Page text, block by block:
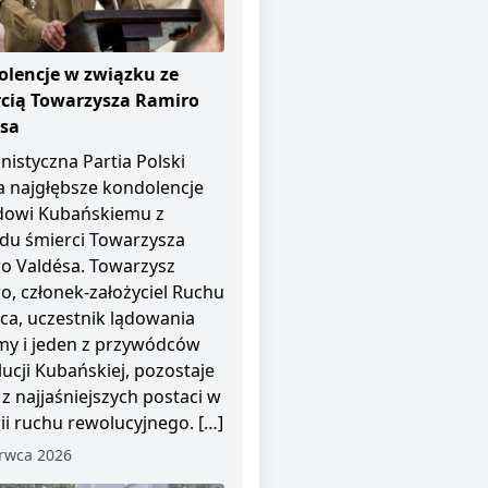
w związku ze
Towarzysza Ramiro
Partia Polski
najgłębsze kondolencje
Kubańskiemu z
śmierci Towarzysza
Valdésa. Towarzysz
członek-założyciel Ruchu
uczestnik lądowania
i jeden z przywódców
Kubańskiej, pozostaje
najjaśniejszych postaci w
ruchu rewolucyjnego. […]
2026